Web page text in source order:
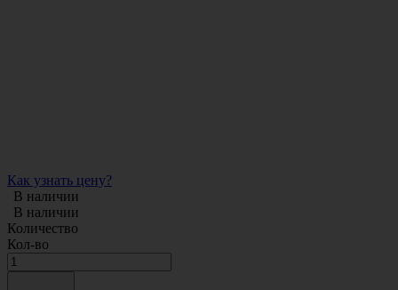
Как узнать цену?
В наличии
В наличии
Количество
Кол-во